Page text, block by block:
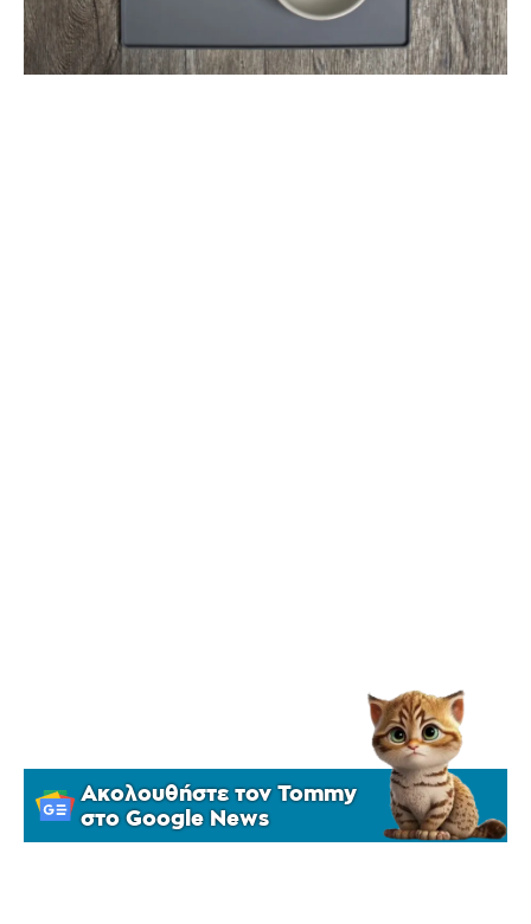
Ακολουθήστε τον Tommy
στο Google News